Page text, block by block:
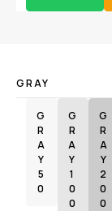
GRAY
G
R
A
Y
5
0
G
R
A
Y
1
0
0
G
R
A
Y
2
0
0